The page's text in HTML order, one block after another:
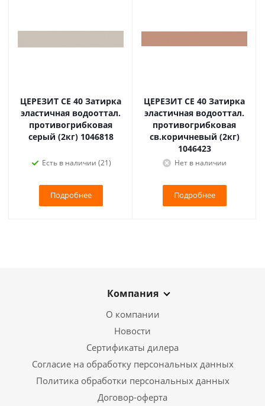
ЦЕРЕЗИТ CE 40 Затирка
эластичная водооттал.
противогрибковая
серый (2кг) 1046818
Есть в наличии (21)
Подробнее
ЦЕРЕЗИТ CE 40 Затирка
эластичная водооттал.
противогрибковая
св.коричневый (2кг)
1046423
Нет в наличии
Подробнее
Компания
О компании
Новости
Сертификаты дилера
Согласие на обработку персональных данных
Политика обработки персональных данных
Договор-оферта